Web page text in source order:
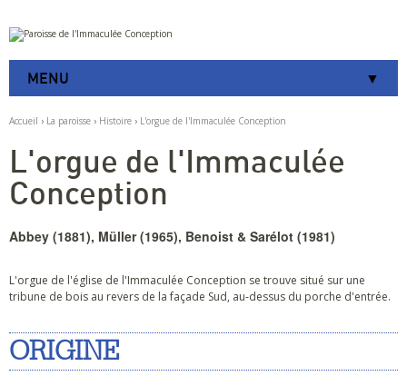
Aller
au
contenu.
à
navigation
Outils
personnels
MENU
Accueil › La paroisse › Histoire › L'orgue de l'Immaculée Conception
L'orgue de l'Immaculée
Conception
Abbey (1881), Müller (1965), Benoist & Sarélot (1981)
L'orgue de l'église de l'Immaculée Conception se trouve situé sur une
tribune de bois au revers de la façade Sud, au-dessus du porche d'entrée.
ORIGINE